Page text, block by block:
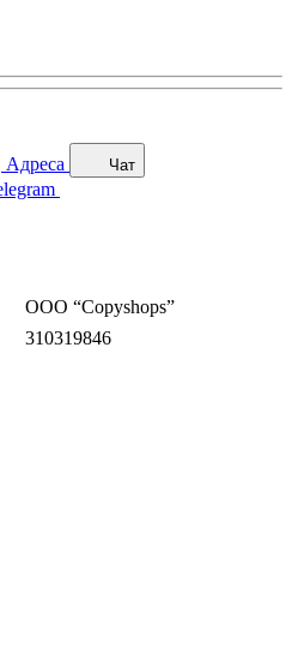
Адреса
Чат
ООО “Copyshops”
310319846